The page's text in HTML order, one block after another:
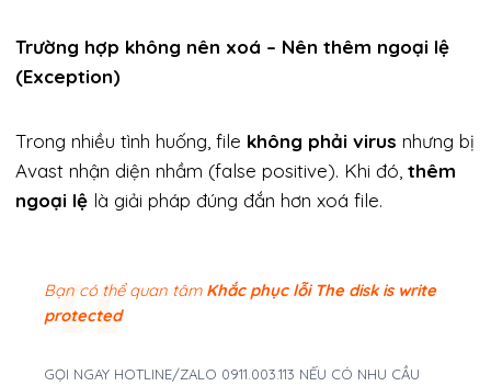
Trường hợp không nên xoá – Nên thêm ngoại lệ
(Exception)
Trong nhiều tình huống, file không phải virus nhưng bị
Avast nhận diện nhầm (false positive). Khi đó, thêm
ngoại lệ là giải pháp đúng đắn hơn xoá file.
Bạn có thể quan tâm Khắc phục lỗi The disk is write
protected
GỌI NGAY HOTLINE/ZALO 0911.003.113 NẾU CÓ NHU CẦU